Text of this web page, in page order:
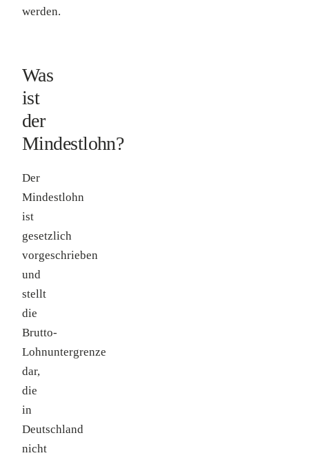
werden.
Was
ist
der
Mindestlohn?
Der
Mindestlohn
ist
gesetzlich
vorgeschrieben
und
stellt
die
Brutto-
Lohnuntergrenze
dar,
die
in
Deutschland
nicht